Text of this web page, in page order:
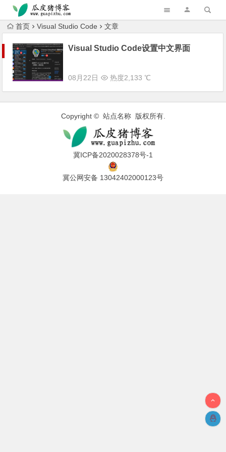
跳转到主内容
首页 Visual Studio Code 文章
Visual Studio Code设置中文界面
08月22日 热度2,133 ℃
Copyright © 站点名称 版权所有.
冀ICP备2020028378号-1
冀公网安备 13042402000123号